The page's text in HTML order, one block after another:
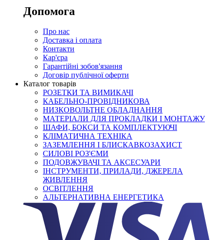
Допомога
Про нас
Доставка і оплата
Контакти
Кар'єра
Гарантійні зобов'язання
Договір публічної оферти
Каталог товарів
РОЗЕТКИ ТА ВИМИКАЧІ
КАБЕЛЬНО-ПРОВІДНИКОВА
НИЗКОВОЛЬТНЕ ОБЛАДНАННЯ
МАТЕРІАЛИ ДЛЯ ПРОКЛАДКИ І МОНТАЖУ
ШАФИ, БОКСИ ТА КОМПЛЕКТУЮЧІ
КЛІМАТИЧНА ТЕХНІКА
ЗАЗЕМЛЕННЯ І БЛИСКАВКОЗАХИСТ
СИЛОВІ РОЗ'ЄМИ
ПОДОВЖУВАЧІ ТА АКСЕСУАРИ
ІНСТРУМЕНТИ, ПРИЛАДИ, ДЖЕРЕЛА
ЖИВЛЕННЯ
ОСВІТЛЕННЯ
АЛЬТЕРНАТИВНА ЕНЕРГЕТИКА